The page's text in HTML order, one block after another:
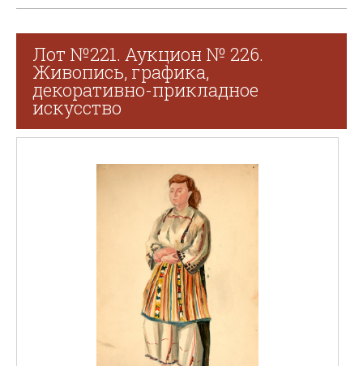
Лот №221. Аукцион № 226.
Живопись, графика,
декоративно-прикладное
искусство